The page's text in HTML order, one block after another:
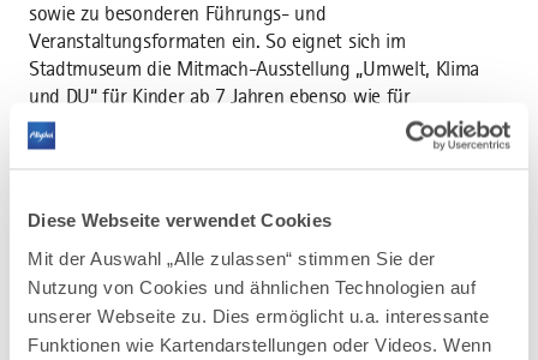
Diese Webseite verwendet Cookies
Mit der Auswahl „Alle zulassen“ stimmen Sie der
Nutzung von Cookies und ähnlichen Technologien auf
unserer Webseite zu. Dies ermöglicht u.a. interessante
Funktionen wie Kartendarstellungen oder Videos. Wenn
sowie zu besonderen Führungs- und
Veranstaltungsformaten ein. So eignet sich im
Stadtmuseum die Mitmach-Ausstellung „Umwelt, Klima
und DU“ für Kinder ab 7 Jahren ebenso wie für
Erwachsene. Das Isergebirgs-Museum Neugablonz
präsentiert die Sonderausstellung „Was ist schön?
Sonderschau „SOUVENIR“ ein.
Um Gottes Willen: Die Tempel von Cambodunum
Alle Museen der Stadt Kempten bieten Mitmachaktionen
und Führungen für Jung und Alt an. Informativ und